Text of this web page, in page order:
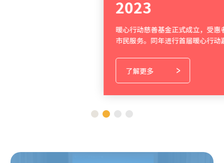
暖心行动慈善基金正式成立，受惠者已经高达1000人，并继续为
市民服务。同年进行首届暖心行动嘉年华。